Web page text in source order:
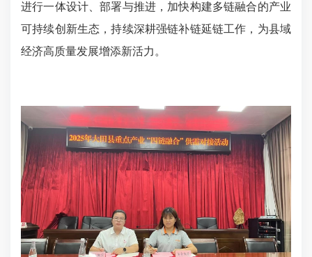
进行一体设计、部署与推进，加快构建多链融合的产业
可持续创新生态，持续深耕强链补链延链工作，为县域
经济高质量发展增添新活力。